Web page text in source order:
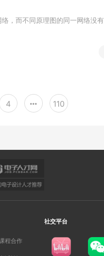
络 ， 而不同原理图的同一网络没有
4 110
程合作
社交平台